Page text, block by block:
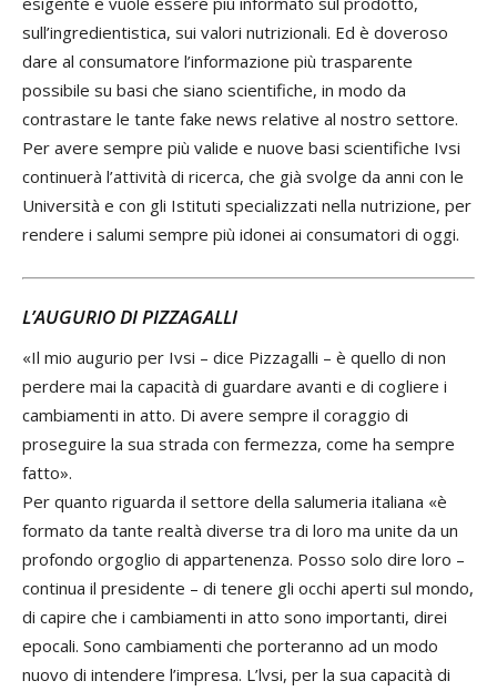
sull’ingredientistica, sui valori nutrizionali. Ed è doveroso
dare al consumatore l’informazione più trasparente
possibile su basi che siano scientifiche, in modo da
contrastare le tante fake news relative al nostro settore.
Per avere sempre più valide e nuove basi scientifiche Ivsi
continuerà l’attività di ricerca, che già svolge da anni con le
Università e con gli Istituti specializzati nella nutrizione, per
rendere i salumi sempre più idonei ai consumatori di oggi.
L’AUGURIO DI PIZZAGALLI
«Il mio augurio per Ivsi – dice Pizzagalli – è quello di non
perdere mai la capacità di guardare avanti e di cogliere i
cambiamenti in atto. Di avere sempre il coraggio di
proseguire la sua strada con fermezza, come ha sempre
fatto».
Per quanto riguarda il settore della salumeria italiana «è
formato da tante realtà diverse tra di loro ma unite da un
profondo orgoglio di appartenenza. Posso solo dire loro –
continua il presidente – di tenere gli occhi aperti sul mondo,
di capire che i cambiamenti in atto sono importanti, direi
epocali. Sono cambiamenti che porteranno ad un modo
nuovo di intendere l’impresa. L’lvsi, per la sua capacità di